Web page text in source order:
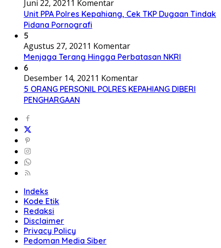
Juni 22, 2021 1 Komentar
Unit PPA Polres Kepahiang, Cek TKP Dugaan Tindak
Pidana Pornografi
5
Agustus 27, 2021 1 Komentar
Menjaga Terang Hingga Perbatasan NKRI
6
Desember 14, 2021 1 Komentar
5 ORANG PERSONIL POLRES KEPAHIANG DIBERI
PENGHARGAAN
Indeks
Kode Etik
Redaksi
Disclaimer
Privacy Policy
Pedoman Media Siber